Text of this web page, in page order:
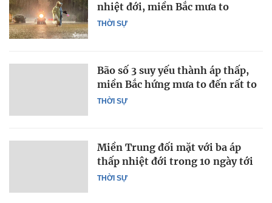
THỜI SỰ
nhiệt đới, miền Bắc mưa to
THỜI SỰ
Bão số 3 suy yếu thành áp thấp,
miền Bắc hứng mưa to đến rất to
THỜI SỰ
Miền Trung đối mặt với ba áp
thấp nhiệt đới trong 10 ngày tới